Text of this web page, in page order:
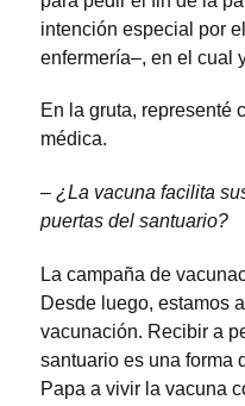
intención especial por
enfermería–, en el cual
En la gruta, representé
médica.
– ¿La vacuna facilita
puertas del santuario?
La campaña de
Desde luego, estamos
vacunación. Recibir a
santuario es una forma
Papa a vivir la vacuna